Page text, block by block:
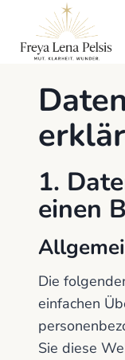
springen
1.
einen
Die
einfachen
Sie diese